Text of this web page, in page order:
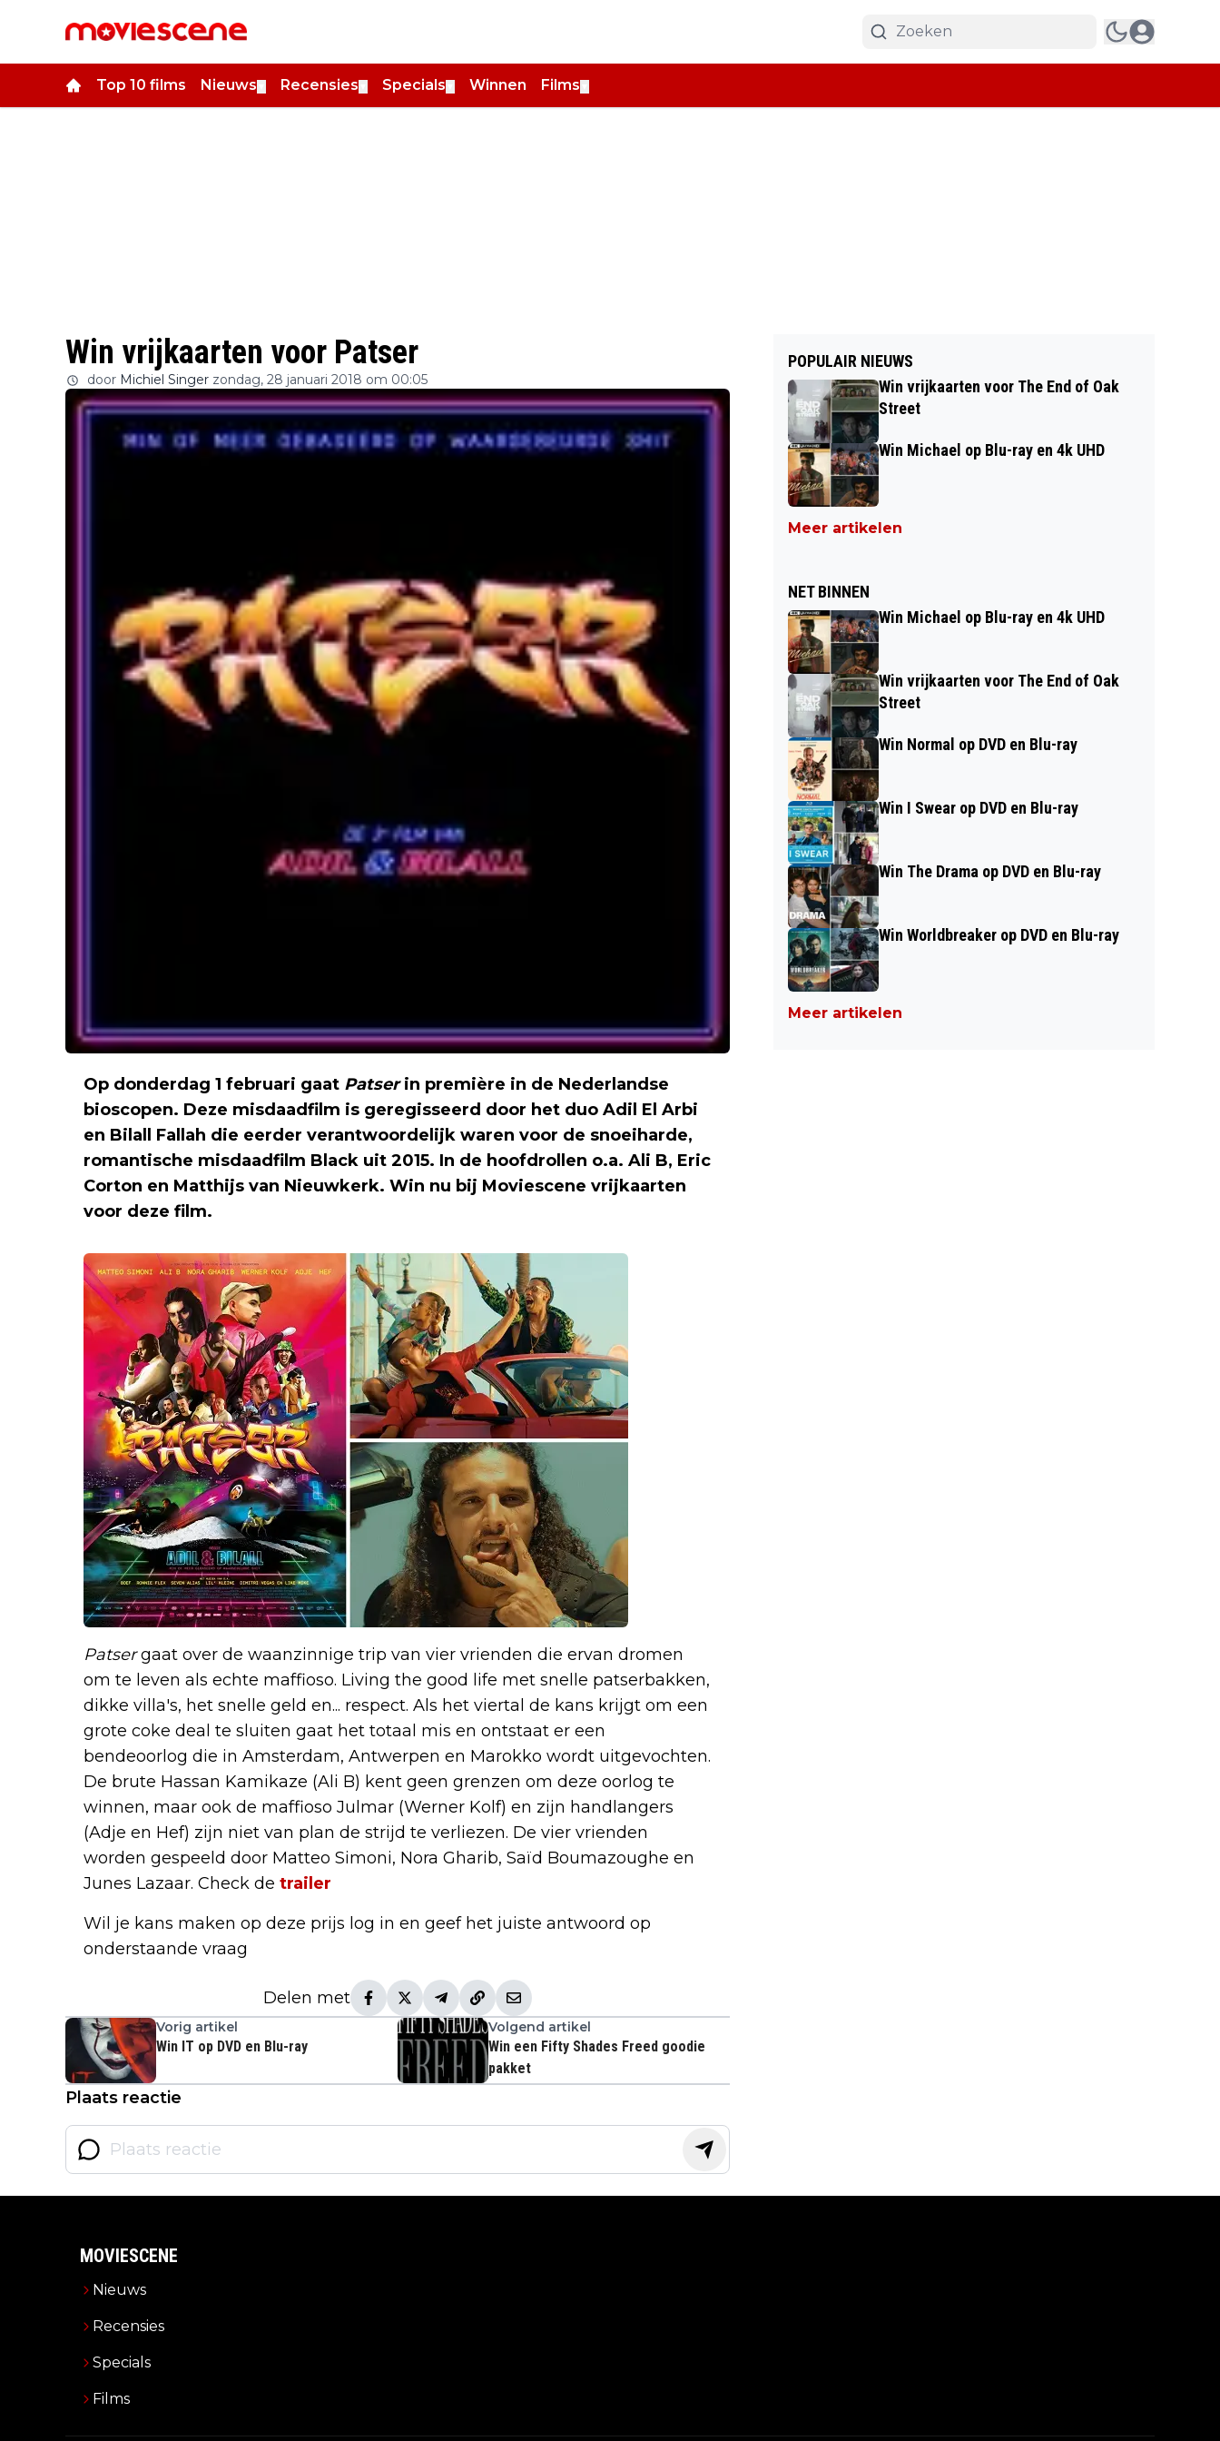
Top 10 films Nieuws Recensies Specials Winnen Films
Win vrijkaarten voor Patser
door Michiel Singer zondag, 28 januari 2018 om 00:05
Op donderdag 1 februari gaat Patserin première in de Nederlandse
bioscopen. Deze misdaadfilm is geregisseerd door het duo Adil El Arbi
en Bilall Fallah die eerder verantwoordelijk waren voor de snoeiharde,
romantische misdaadfilm Black uit 2015. In de hoofdrollen o.a. Ali B, Eric
Corton en Matthijs van Nieuwkerk. Win nu bij Moviescene vrijkaarten
voor deze film.
Patsergaat over de waanzinnige trip van vier vrienden die ervan dromen
om te leven als echte maffioso. Living the good life met snelle patserbakken,
dikke villa's, het snelle geld en... respect. Als het viertal de kans krijgt om een
grote coke deal te sluiten gaat het totaal mis en ontstaat er een
bendeoorlog die in Amsterdam, Antwerpen en Marokko wordt uitgevochten.
De brute Hassan Kamikaze (Ali B) kent geen grenzen om deze oorlog te
winnen, maar ook de maffioso Julmar (Werner Kolf) en zijn handlangers
(Adje en Hef) zijn niet van plan de strijd te verliezen. De vier vrienden
worden gespeeld door Matteo Simoni, Nora Gharib, Saïd Boumazoughe en
Junes Lazaar. Check de trailer
Wil je kans maken op deze prijs log in en geef het juiste antwoord op
onderstaande vraag
Delen met
Vorig artikel
Win IT op DVD en Blu-ray
Volgend artikel
Win een Fifty Shades Freed goodie
pakket
Plaats reactie
POPULAIR NIEUWS
Win vrijkaarten voor The End of Oak
Street
Win Michael op Blu-ray en 4k UHD
Meer artikelen
NET BINNEN
Win Michael op Blu-ray en 4k UHD
Win vrijkaarten voor The End of Oak
Street
Win Normal op DVD en Blu-ray
Win I Swear op DVD en Blu-ray
Win The Drama op DVD en Blu-ray
Win Worldbreaker op DVD en Blu-ray
Meer artikelen
MOVIESCENE
Nieuws
Recensies
Specials
Films